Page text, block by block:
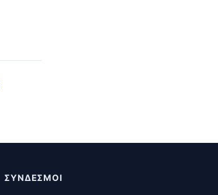
ΣΎΝΔΕΣΜΟΙ